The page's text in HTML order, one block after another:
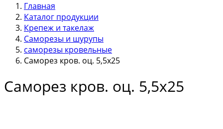
Главная
Каталог продукции
Крепеж и такелаж
Саморезы и шурупы
саморезы кровельные
Саморез кров. оц. 5,5х25
Саморез кров. оц. 5,5х25